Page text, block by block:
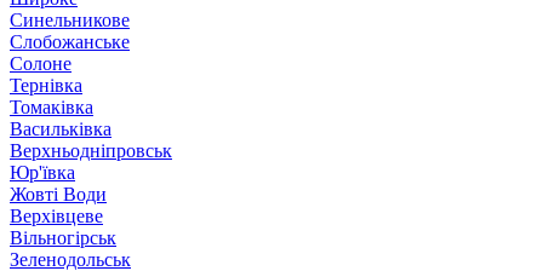
Синельникове
Слобожанське
Солоне
Тернівка
Томаківка
Васильківка
Верхньодніпровськ
Юр'ївка
Жовті Води
Верхівцеве
Вільногірськ
Зеленодольськ